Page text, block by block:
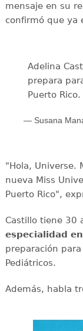
mensaje en su
confirmó que ya
Adelina
prepara
Puerto Rico.
— Susana
"Hola, Universe.
nueva Miss
Puerto Rico",
Castillo tiene 30
especialidad
preparación
Pediátricos.
Además, habla